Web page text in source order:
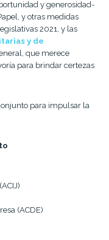
y generosidad-
y otras medidas
2021, y las
y de
que merece
para brindar certezas
para impulsar la
(ACDE)